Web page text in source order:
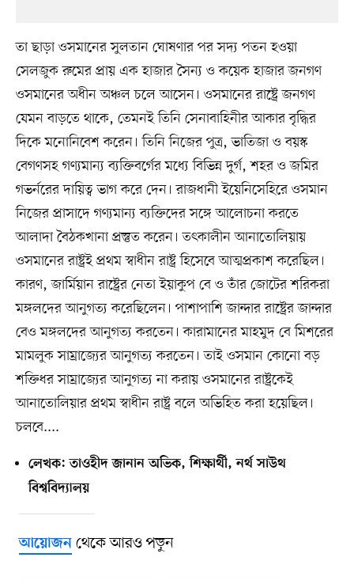
তা ছাড়া ওসমানের সুলতান ঘোষণার পর সদ্য পতন হওয়া
সেলজুক রুমের প্রায় এক হাজার সৈন্য ও কয়েক হাজার জনগণ
ওসমানের অধীন অঞ্চল চলে আসেন। ওসমানের রাষ্ট্রে জনগণ
যেমন বাড়তে থাকে, তেমনই তিনি সেনাবাহিনীর আকার বৃদ্ধির
দিকে মনোনিবেশ করেন। তিনি নিজের পুত্র, ভাতিজা ও বয়স্ক
বেগণসহ গণ্যমান্য ব্যক্তিবর্গের মধ্যে বিভিন্ন দুর্গ, শহর ও জমির
গভর্নরের দায়িত্ব ভাগ করে দেন। রাজধানী ইয়েনিসেহিরে ওসমান
নিজের প্রাসাদে গণ্যমান্য ব্যক্তিদের সঙ্গে আলোচনা করতে
আলাদা বৈঠকখানা প্রস্তুত করেন। তৎকালীন আনাতোলিয়ায়
ওসমানের রাষ্ট্রই প্রথম স্বাধীন রাষ্ট্র হিসেবে আত্মপ্রকাশ করেছিল।
কারণ, জার্মিয়ান রাষ্ট্রের নেতা ইয়াকুপ বে ও তাঁর জোটের শরিকরা
মঙ্গলদের আনুগত্য করেছিলেন। পাশাপাশি জান্দার রাষ্ট্রের জান্দার
বেও মঙ্গলদের আনুগত্য করতেন। কারামানের মাহমুদ বে মিশরের
মামলুক সাম্রাজ্যের আনুগত্য করতেন। তাই ওসমান কোনো বড়
শক্তিধর সাম্রাজ্যের আনুগত্য না করায় ওসমানের রাষ্ট্রকেই
আনাতোলিয়ার প্রথম স্বাধীন রাষ্ট্র বলে অভিহিত করা হয়েছিল।
চলবে....
লেখক: তাওহীদ জানান অভিক, শিক্ষার্থী, নর্থ সাউথ
বিশ্ববিদ্যালয়
আয়োজনথেকে আরও পড়ুন